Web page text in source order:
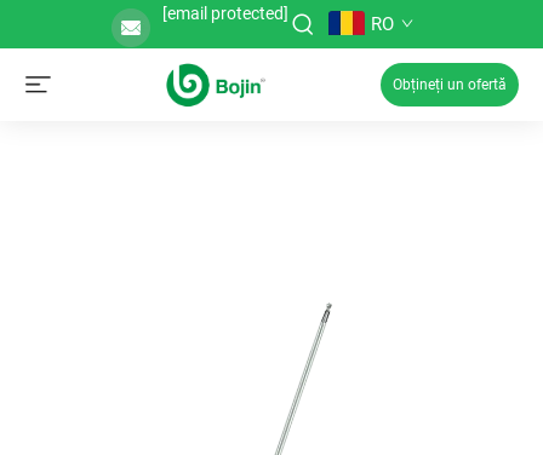
[email protected] RO
Obțineți un ofertă